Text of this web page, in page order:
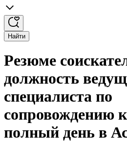
Найти
Резюме
должность
специалиста по
сопровождению
полный день в